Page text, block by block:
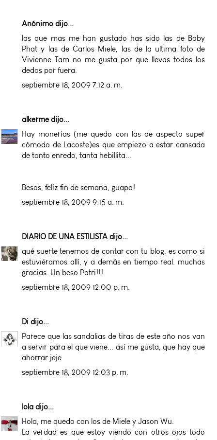
Anónimo dijo...
las que mas me han gustado has sido las de Baby
Phat y las de Carlos Miele, las de la ultima foto de
Vivienne Tam no me gusta por que llevas todos los
dedos por fuera.
septiembre 18, 2009 7:12 a. m.
alkermedijo...
Hay monerías (me quedo con las de aspecto super
cómodo de Lacoste)es que empiezo a estar cansada
de tanto enredo, tanta hebillita...
Besos, feliz fin de semana, guapa!
septiembre 18, 2009 9:15 a. m.
DIARIO DE UNA ESTILISTA dijo...
qué suerte tenemos de contar con tu blog. es como si
estuviéramos allí, y a demás en tiempo real. muchas
gracias. Un beso Patri!!!
septiembre 18, 2009 12:00 p. m.
Di dijo...
Parece que las sandalias de tiras de este año nos van
a servir para el que viene... así me gusta, que hay que
ahorrar jeje
septiembre 18, 2009 12:03 p. m.
lola dijo...
Hola, me quedo con los de Miele y Jason Wu.
La verdad es que estoy viendo con otros ojos todo